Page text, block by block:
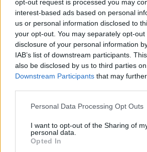
opt-out request is processed you may
interest-based ads based on personal
us or personal information disclosed to
your opt-out. You may separately opt-
disclosure of your personal information
IAB’s list of downstream participants.
also be disclosed by us to third parties
Downstream Participants that may
Please note that this website/app uses
not limited to your visit or usage
grant or deny consent to Google and its
use your data for below specified
Personal Data Processing Opt Outs
I want to opt-out of the Sharing of
personal data.
Opted In
ΠΟΝΤΟΣ
Γιαϊλαλί: Ο δικηγόρος του
«εφεύρεση» με επίκληση
4/08/2026 - 1:45μμ